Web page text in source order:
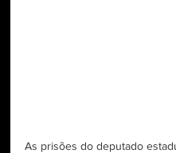
As prisões do deputado